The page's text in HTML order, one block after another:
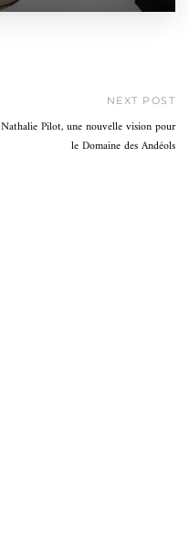
NEXT POST
Nathalie Pilot, une nouvelle vision pour
le Domaine des Andéols